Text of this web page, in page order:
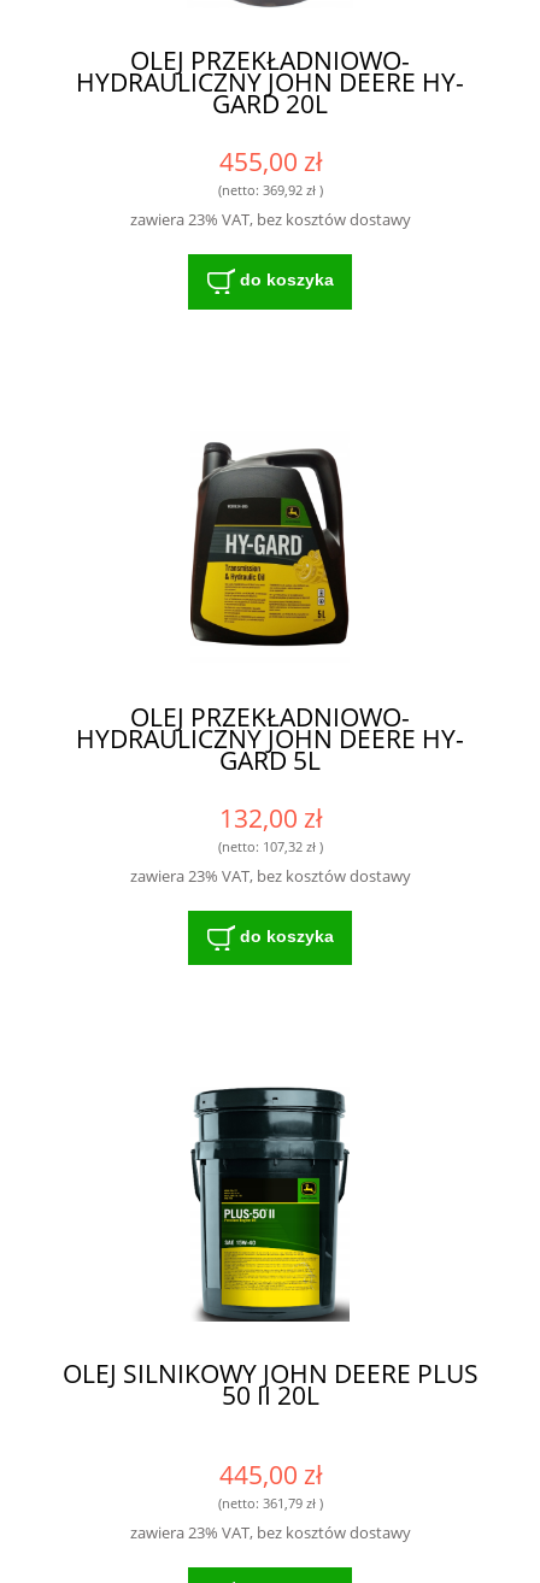
OLEJ PRZEKŁADNIOWO-
HYDRAULICZNY JOHN DEERE HY-
GARD 20L
455,00 zł
(netto: 369,92 zł)
zawiera 23% VAT, bez kosztów dostawy
do koszyka
OLEJ PRZEKŁADNIOWO-
HYDRAULICZNY JOHN DEERE HY-
GARD 5L
132,00 zł
(netto: 107,32 zł)
zawiera 23% VAT, bez kosztów dostawy
do koszyka
OLEJ SILNIKOWY JOHN DEERE PLUS
50 II 20L
445,00 zł
(netto: 361,79 zł)
zawiera 23% VAT, bez kosztów dostawy